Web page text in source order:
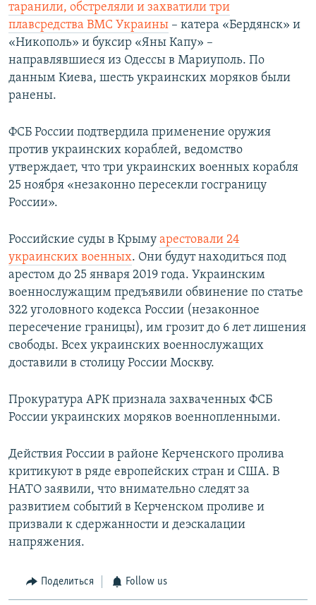
таранили, обстреляли и захватили три
плавсредства ВМС Украины – катера «Бердянск» и
«Никополь» и буксир «Яны Капу» –
направлявшиеся из Одессы в Мариуполь. По
данным Киева, шесть украинских моряков были
ранены.
ФСБ России подтвердила применение оружия
против украинских кораблей, ведомство
утверждает, что три украинских военных корабля
25 ноября «незаконно пересекли госграницу
России».
Российские суды в Крыму арестовали 24
украинских военных. Они будут находиться под
арестом до 25 января 2019 года. Украинским
военнослужащим предъявили обвинение по статье
322 уголовного кодекса России (незаконное
пересечение границы), им грозит до 6 лет лишения
свободы. Всех украинских военнослужащих
доставили в столицу России Москву.​
Прокуратура АРК признала захваченных ФСБ
России украинских моряков военнопленными.
Действия России в районе Керченского пролива
критикуют в ряде европейских стран и США. В
НАТО заявили, что внимательно следят за
развитием событий в Керченском проливе и
призвали к сдержанности и деэскалации
напряжения.
Поделиться Follow us